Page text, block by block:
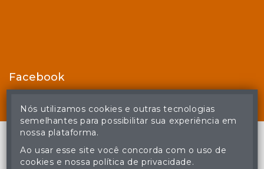
Facebook
© Casa de Leilões - Todos os direitos reservados
Nós utilizamos cookies e outras tecnologias
semelhantes para possibilitar sua experiência em
nossa plataforma.
Ao usar esse site você concorda com o uso de
cookies e nossa política de privacidade.